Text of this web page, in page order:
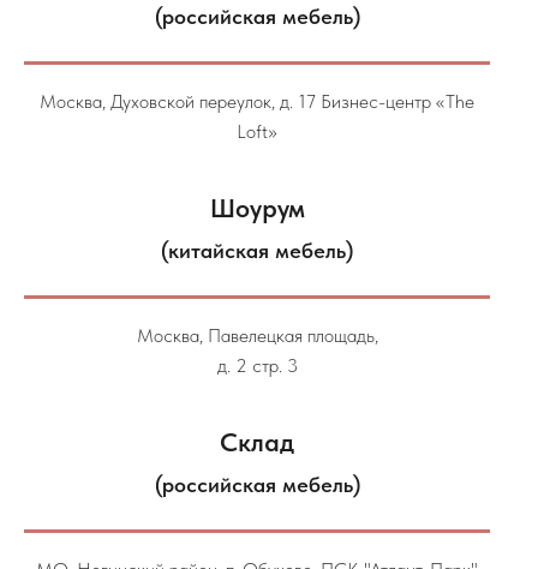
(российская мебель)
Москва, Духовской переулок, д. 17 Бизнес-центр «The
Loft»
Шоурум
(китайская мебель)
Москва, Павелецкая площадь,
д. 2 стр. 3
Склад
(российская мебель)